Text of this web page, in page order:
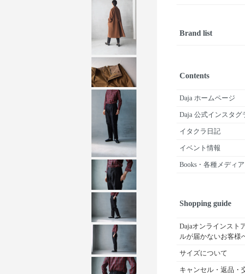
Brand list
Contents
Daja ホームページ
Daja 公式インスタグ
イタクラ日記
イベント情報
Books・各種メディア
Shopping guide
Dajaオンラインスト
ルが届かないお客様
サイズについて
キャンセル・返品・